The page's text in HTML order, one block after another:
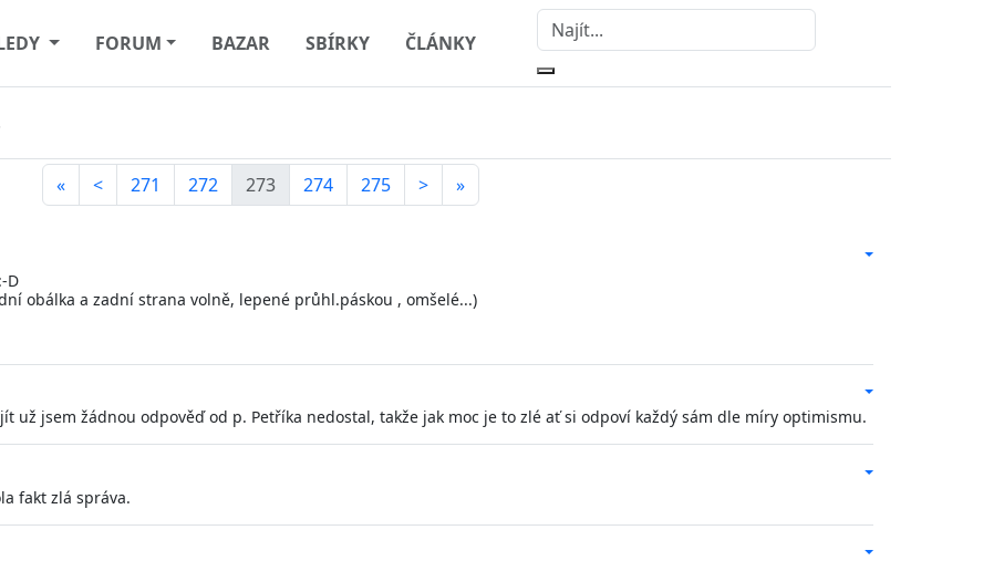
FORUM BAZAR SBÍRKY ČLÁNKY
« < 271 272 273 274 275 > »
D
obálka a zadní strana volně, lepené průhl.páskou , omšelé...)
už jsem žádnou odpověď od p. Petříka nedostal, takže jak moc je to zlé ať si odpoví každý sám dle míry optimismu.
fakt zlá správa.